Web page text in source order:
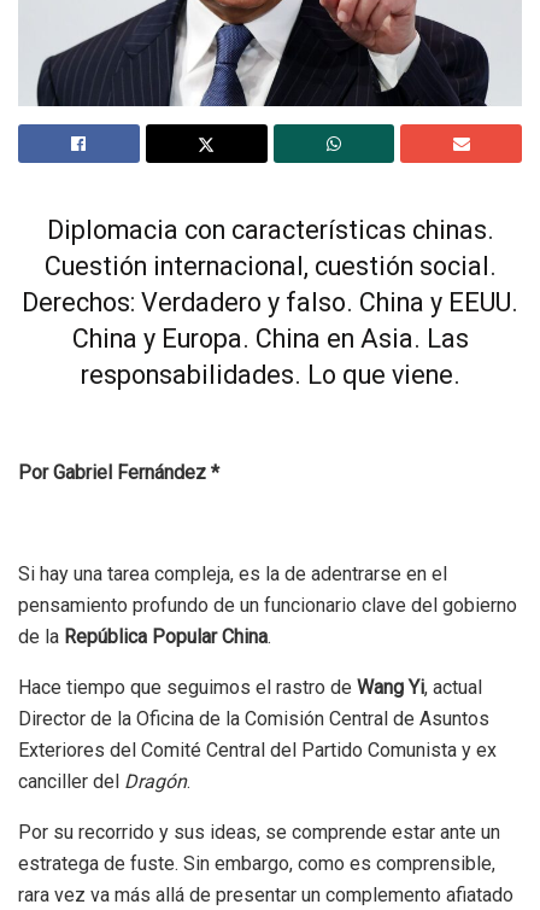
Diplomacia con características chinas.
Cuestión internacional, cuestión social.
Derechos: Verdadero y falso. China y EEUU.
China y Europa. China en Asia. Las
responsabilidades. Lo que viene.
Por Gabriel Fernández *
Si hay una tarea compleja, es la de adentrarse en el
pensamiento profundo de un funcionario clave del gobierno
de la República Popular China.
Hace tiempo que seguimos el rastro de Wang Yi, actual
Director de la Oficina de la Comisión Central de Asuntos
Exteriores del Comité Central del Partido Comunista y ex
canciller del Dragón.
Por su recorrido y sus ideas, se comprende estar ante un
estratega de fuste. Sin embargo, como es comprensible,
rara vez va más allá de presentar un complemento afiatado